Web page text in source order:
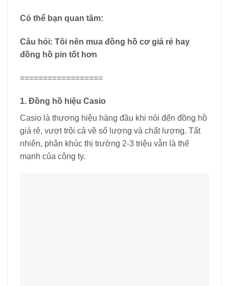
Có thể bạn quan tâm:
Câu hỏi: Tôi nên mua đồng hồ cơ giá rẻ hay
đồng hồ pin tốt hơn
==================
1. Đồng hồ hiệu Casio
Casio là thương hiệu hàng đầu khi nói đến đồng hồ
giá rẻ, vượt trội cả về số lượng và chất lượng. Tất
nhiên, phân khúc thị trường 2-3 triệu vẫn là thế
mạnh của công ty.